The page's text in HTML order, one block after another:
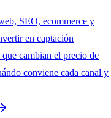
SEO, ecommerce y
en captación
que cambian el precio de
conviene cada canal y